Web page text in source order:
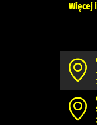
Więcej